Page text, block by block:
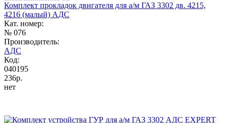
Комплект прокладок двигателя для а/м ГАЗ 3302 дв. 4215,
4216 (малый) АДС
Кат. номер:
№ 076
Производитель:
АДС
Код:
040195
236р.
нет